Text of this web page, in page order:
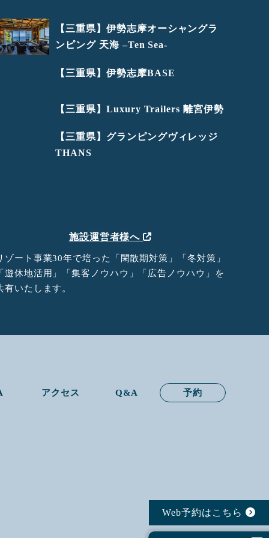
【三重県】伊勢志摩オーシャングラ
ンピング 天海 –Ten Sea-
【三重県】伊勢志摩BASE
【三重県】Luxury Trailers 離宮伊勢
【三重県】グランピングヴィレッジ
THANS
施設運営者様へ
ゾート事業30年で培った「閑散期対策」「冬対策」
遊休地活用」「集客ノウハウ」「広告ノウハウ」を
有いたします。
Web予約はこちら
アクセス Q&A 予約